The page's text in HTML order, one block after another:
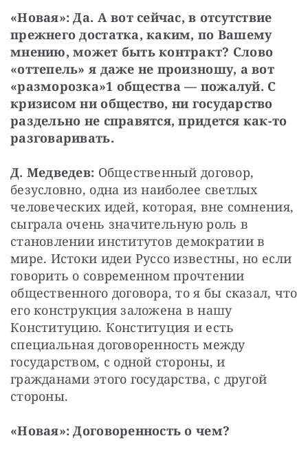
«Новая»: Да. А вот сейчас, в отсутствие
прежнего достатка, каким, по Вашему
мнению, может быть контракт? Слово
«оттепель» я даже не произношу, а вот
«разморозка»1 общества — пожалуй. С
кризисом ни общество, ни государство
раздельно не справятся, придется как-то
разговаривать.
Д. Медведев: Общественный договор,
безусловно, одна из наиболее светлых
человеческих идей, которая, вне сомнения,
сыграла очень значительную роль в
становлении институтов демократии в
мире. Истоки идеи Руссо известны, но если
говорить о современном прочтении
общественного договора, то я бы сказал, что
его конструкция заложена в нашу
Конституцию. Конституция и есть
специальная договоренность между
государством, с одной стороны, и
гражданами этого государства, с другой
стороны.
«Новая»: Договоренность о чем?